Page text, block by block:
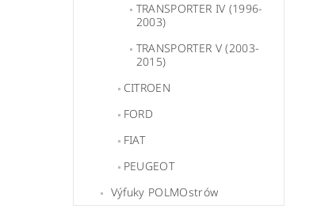
TRANSPORTER IV (1996-
2003)
TRANSPORTER V (2003-
2015)
CITROEN
FORD
FIAT
PEUGEOT
Výfuky POLMOstrów